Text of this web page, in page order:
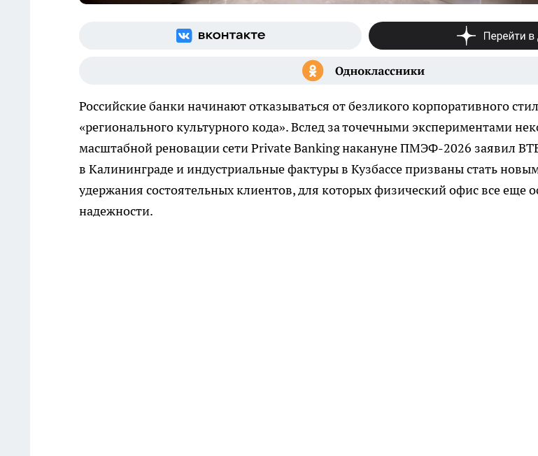
Российские банки начинают отказываться от безликого корпоративного
«регионального культурного кода». Вслед за точечными экспериментами
масштабной реновации сети Private Banking накануне ПМЭФ-2026 заявил
в Калининграде и индустриальные фактуры в Кузбассе призваны стать
удержания состоятельных клиентов, для которых физический офис все еще
надежности.